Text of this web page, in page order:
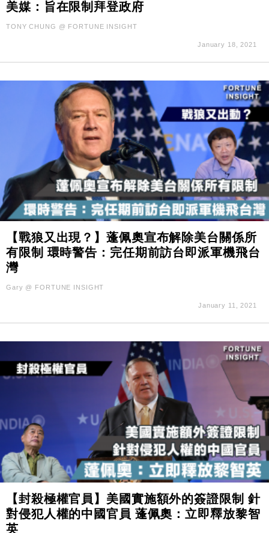
美媒：旨在限制拜登政府
TONY CHUNG @ FORTUNE INSIGHT
January 18, 2021
【戰狼又出現？】蓬佩奧宣布解除美台關係所
有限制 環時警告：完任期前訪台即派軍機飛台
灣
Gary @ FORTUNE INSIGHT
January 11, 2021
【封殺極權官員】美國實施額外的簽證限制 針
對侵犯人權的中國官員 蓬佩奧：立即釋放黎智
英